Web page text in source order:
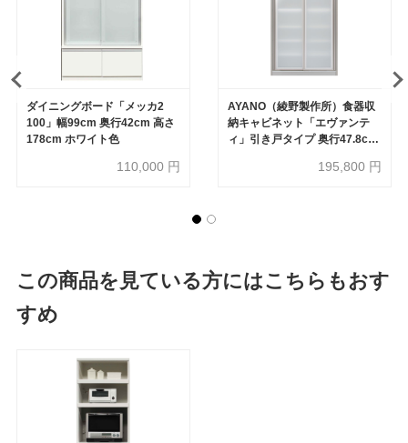
ダイニングボード「メッカ2
100」幅99cm 奥行42cm 高さ
178cm ホワイト色
110,000 円
AYANO（綾野製作所）食器収
納キャビネット「エヴァンテ
ィ」引き戸タイプ 奥行47.8cm
(100.1・110.1・120.1・
195,800 円
この商品を見ている方にはこちらもおす
すめ